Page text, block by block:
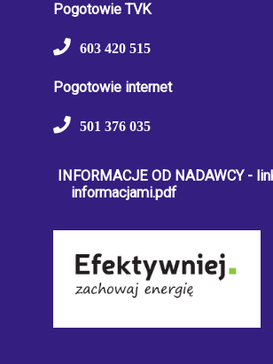
Pogotowie TVK
603 420 515
Pogotowie internet
501 376 035
INFORMACJE OD NADAWCY -
informacjami.pdf